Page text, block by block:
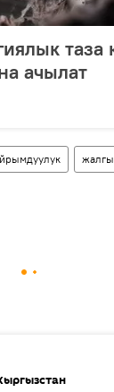
таза
ачылат